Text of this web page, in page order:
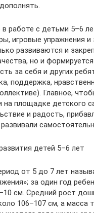
работе с детьми 5–6
игровые упражнения и
развиваются и
но и формируется
за себя и других
поддержка,
Главное,
на площадке детского
и радость,
детей 5–6 лет
от 5 до 7 лет
за один год
см. Средний рост
106–107 см, а масса